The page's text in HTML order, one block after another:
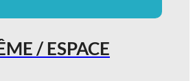
/ ESPACE